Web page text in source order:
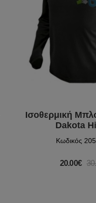
Ισοθερμική
Dakota
Κωδικός
20.00€